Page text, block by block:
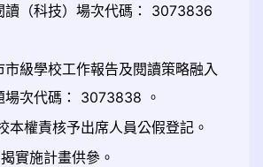
讀（科技）場次代碼： 3073836
市級學校工作報告及閱讀策略融入
場次代碼： 3073838 。
本權責核予出席人員公假登記。
實施計畫供參。